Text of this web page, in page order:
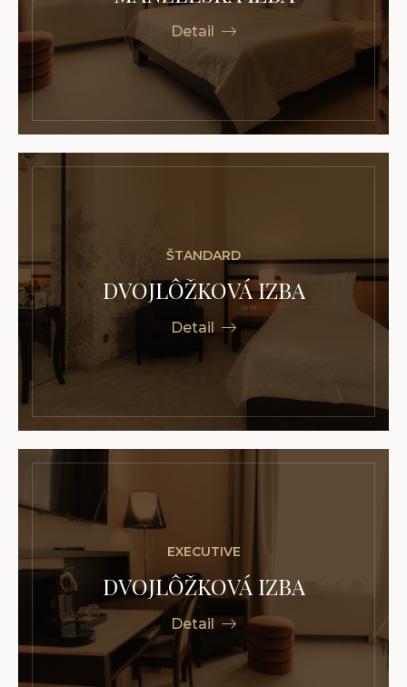
Detail
ŠTANDARD
DVOJLÔŽKOVÁ IZBA
Detail
EXECUTIVE
DVOJLÔŽKOVÁ IZBA
Detail